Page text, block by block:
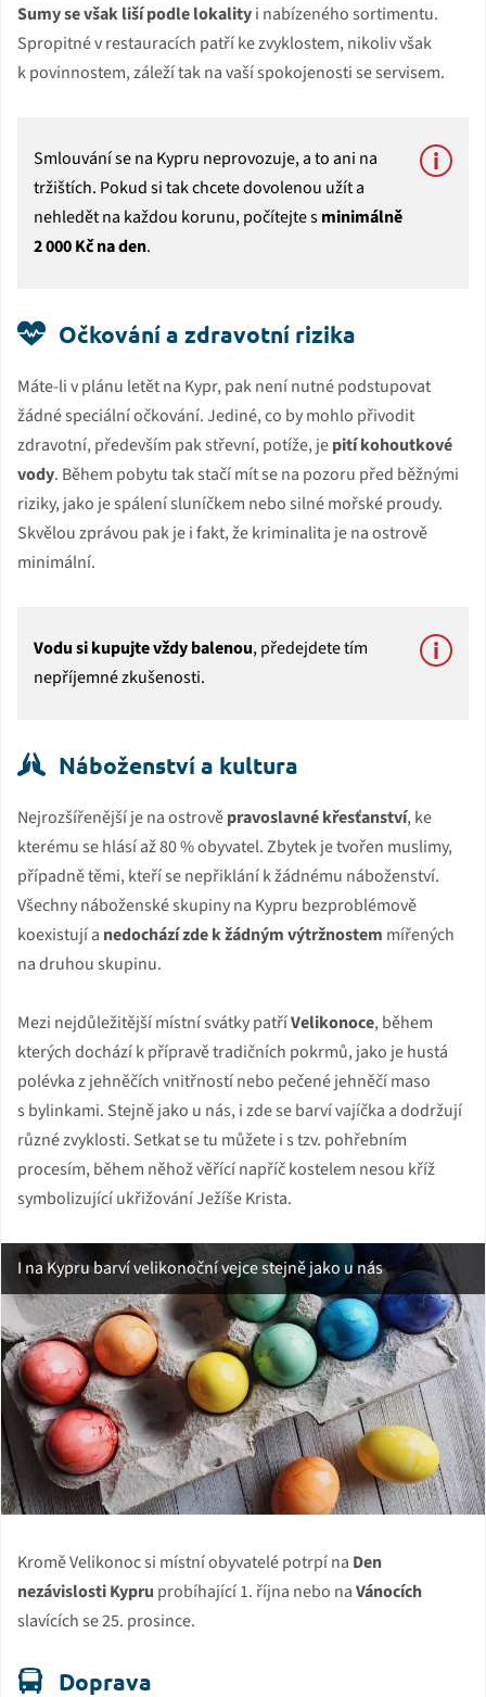
Sumy se však liší podle lokalityi nabízeného sortimentu.
Spropitné v restauracích patří ke zvyklostem, nikoliv však
k povinnostem, záleží tak na vaší spokojenosti se servisem.
Smlouvání se na Kypru neprovozuje, a to ani na
tržištích. Pokud si tak chcete dovolenou užít a
nehledět na každou korunu, počítejte sminimálně
2 000 Kč na den.
Očkování a zdravotní rizika
Máte-li v plánu letět na Kypr, pak není nutné podstupovat
žádné speciální očkování. Jediné, co by mohlo přivodit
zdravotní, především pak střevní, potíže, jepití kohoutkové
vody. Během pobytu tak stačí mít se na pozoru před běžnými
riziky, jako je spálení sluníčkem nebo silné mořské proudy.
Skvělou zprávou pak je i fakt, že kriminalita je na ostrově
minimální.
Vodu si kupujte vždy balenou, předejdete tím
nepříjemné zkušenosti.
Náboženství a kultura
Nejrozšířenější je na ostrověpravoslavné křesťanství, ke
kterému se hlásí až 80 % obyvatel. Zbytek je tvořen muslimy,
případně těmi, kteří se nepřiklání k žádnému náboženství.
Všechny náboženské skupiny na Kypru bezproblémově
koexistují a nedochází zde k žádným výtržnostem mířených
na druhou skupinu.
Mezi nejdůležitější místní svátky patříVelikonoce, během
kterých dochází k přípravě tradičních pokrmů, jako je hustá
polévka z jehněčích vnitřností nebo pečené jehněčí maso
s bylinkami. Stejně jako u nás, i zde se barví vajíčka a dodržují
různé zvyklosti. Setkat se tu můžete i s tzv. pohřebním
procesím, během něhož věřící napříč kostelem nesou kříž
symbolizující ukřižování Ježíše Krista.
I na Kypru barví velikonoční vejce stejně jako u nás
Kromě Velikonoc si místní obyvatelé potrpí na Den
nezávislosti Kypru probíhající 1. října nebo naVánocích
slavících se 25. prosince.
Doprava